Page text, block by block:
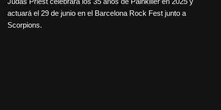
actuará el 29 de junio en el Barcelona Rock Fest junto a
Scorpions.